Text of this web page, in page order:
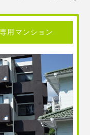
用マンション